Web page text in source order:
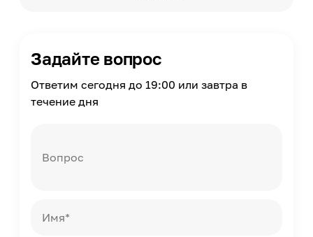
Страна производства
Китай
Задайте вопрос
Ответим сегодня до 19:00 или завтра в
течение дня
Вопрос
Имя*